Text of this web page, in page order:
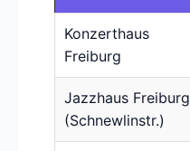
Konzerthaus
Freiburg
Jazzhaus Freiburg
(Schnewlinstr.)